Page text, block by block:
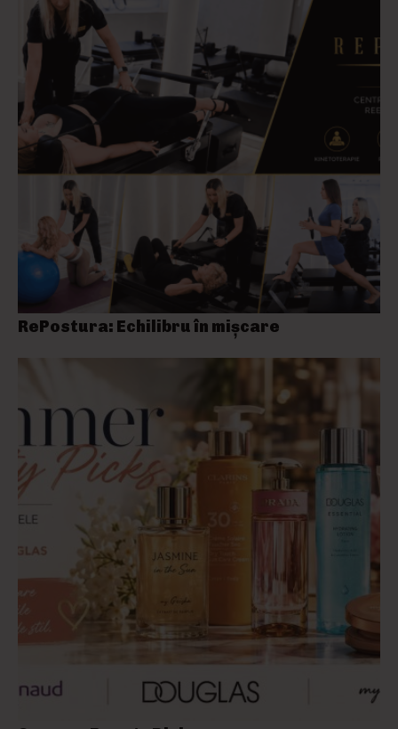
RePostura: Echilibru în mișcare